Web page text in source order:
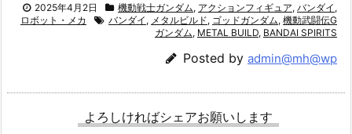
2025年4月2日 機動戦士ガンダム, アクションフィギュア, バンダイ ,
ロボット・メカ
バンダイ , メタルビルド, ゴッドガンダム, 機動武闘伝G
ガンダム, METAL BUILD, BANDAI SPIRITS
Posted by admin@mh@wp
よろしければシェアお願いします